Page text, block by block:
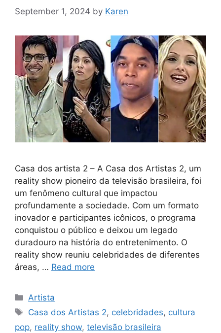
September 1, 2024 by Karen
Casa dos artista 2 – A Casa dos Artistas 2, um
reality show pioneiro da televisão brasileira, foi
um fenômeno cultural que impactou
profundamente a sociedade. Com um formato
inovador e participantes icônicos, o programa
conquistou o público e deixou um legado
duradouro na história do entretenimento. O
reality show reuniu celebridades de diferentes
áreas, … Read more
Categories
Artista
Tags
Casa dos Artistas 2, celebridades, cultura
pop, reality show, televisão brasileira